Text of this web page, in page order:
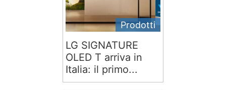
Prodotti
LG SIGNATURE
OLED T arriva in
Italia: il primo...